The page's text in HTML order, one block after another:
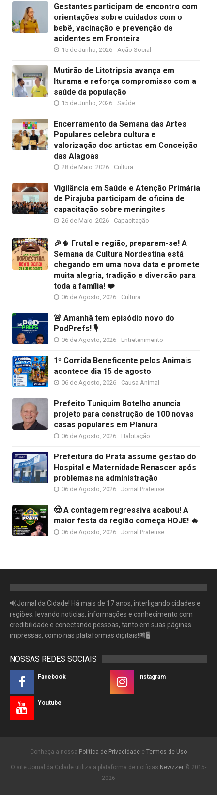
Gestantes participam de encontro com
orientações sobre cuidados com o
bebê, vacinação e prevenção de
acidentes em Fronteira
15 de Junho, 2026 Ação Social
Mutirão de Litotripsia avança em
Iturama e reforça compromisso com a
saúde da população
15 de Junho, 2026 Saúde
Encerramento da Semana das Artes
Populares celebra cultura e
valorização dos artistas em Conceição
das Alagoas
28 de Maio, 2026 Cultura
Vigilância em Saúde e Atenção Primária
de Pirajuba participam de oficina de
capacitação sobre meningites
26 de Maio, 2026 Capacitação
🎉🌵 Frutal e região, preparem-se! A
Semana da Cultura Nordestina está
chegando em uma nova data e promete
muita alegria, tradição e diversão para
toda a família! ❤️
06 de Agosto, 2026 Cultura
🚨 Amanhã tem episódio novo do
PodPrefs! 🎙️
06 de Agosto, 2026 Entretenimento
1º Corrida Beneficente pelos Animais
acontece dia 15 de agosto
06 de Agosto, 2026 Causa Animal
Prefeito Tuniquim Botelho anuncia
projeto para construção de 100 novas
casas populares em Planura
06 de Agosto, 2026 Habitação
Prefeitura do Prata assume gestão do
Hospital e Maternidade Renascer após
problemas na administração
06 de Agosto, 2026 Jornal Pratense
🤠 A contagem regressiva acabou! A
maior festa da região começa HOJE! 🔥
06 de Agosto, 2026 Jornal Pratense
🔊Jornal da Cidade! Há mais de 17 anos, interligando cidades e
regiões, levando noticias, informações e conhecimento com
credibilidade e conectando pessoas, tanto em suas páginas
impressas, como nas plataformas digitais!📰🖥
NOSSAS REDES SOCIAIS
Facebook Instagram
Youtube
Conheça a nossa Política de Privacidade e Termos de Uso
O site Jornal da Cidade utiliza a plataforma de notícias Newzzer © 2015-
2026